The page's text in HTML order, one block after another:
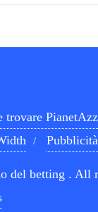
trovare
Pubblicità
del betting . All